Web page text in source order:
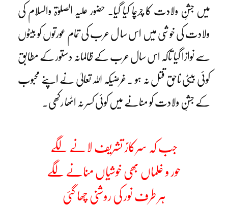
میں جشنِ ولادت کا چرچا کیا گیا۔ حضور علیہ الصلوٰۃ والسلام کی
ولادت کی خوشی میں اس سا ل عرب کی تمام عورتوں کو بیٹوں
سے نوازا گیا تاکہ اس سال عرب کے ظالمانہ دستور کے مطابق
کوئی بیٹی ناحق قتل نہ ہو ۔ غرضیکہ اللہ تعالیٰ نے اپنے محبوب
کے جشنِ ولادت کو منانے میں کوئی کسر نہ اٹھا رکھی۔
جب کہ سرکارؐ تشریف لانے لگے
حور و غلماں بھی خوشیاں منانے لگے
ہر طرف نور کی روشنی چھا گئی